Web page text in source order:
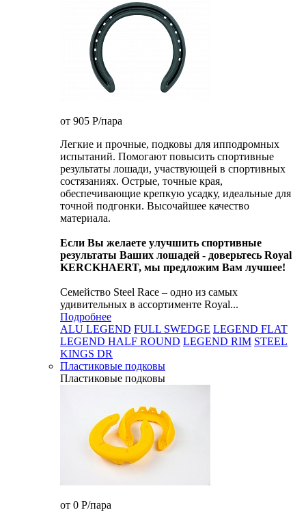
от 905 P/пара
Легкие и прочные, подковы для ипподромных
испытаний. Помогают повысить спортивные
результаты лошади, участвующей в спортивных
состязаниях. Острые, точные края,
обеспечивающие крепкую усадку, идеальные для
точной подгонки. Высочайшее качество
материала.
Если Вы желаете улучшить спортивные
результаты Ваших лошадей - доверьтесь Royal
KERCKHAERT, мы предложим Вам лучшее!
Семейство Steel Race – одно из самых
удивительных в ассортименте Royal...
Подробнее
ALU LEGEND FULL SWEDGE LEGEND FLAT
LEGEND HALF ROUND LEGEND RIM STEEL
KINGS DR
Пластиковые подковы
Пластиковые подковы
от 0 P/пара